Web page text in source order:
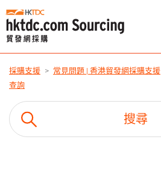
採購支援 常見問題 | 香港貿發網採購支援
查詢